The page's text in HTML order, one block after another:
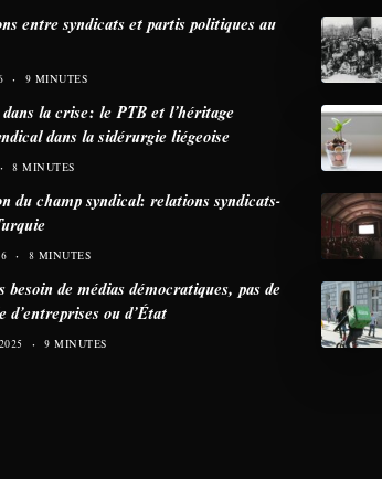
entre syndicats et partis politiques au
9 MINUTES
la crise: le PTB et l’héritage
dans la sidérurgie liégeoise
8 MINUTES
du champ syndical: relations syndicats-
8 MINUTES
besoin de médias démocratiques, pas de
d’entreprises ou d’État
9 MINUTES